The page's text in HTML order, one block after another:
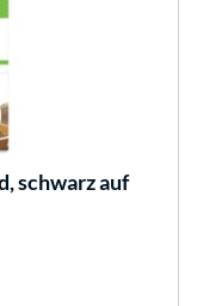
schwarz auf